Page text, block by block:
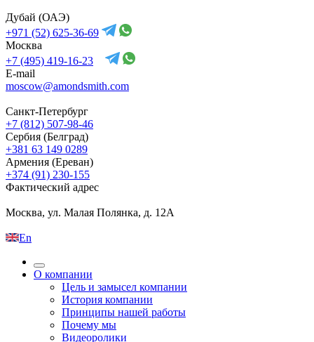
Дубай (ОАЭ)
+971 (52) 625-36-69
Москва
+7 (495) 419-16-23
E-mail
moscow@amondsmith.com
Санкт-Петербург
+7 (812) 507-98-46
Сербия (Белград)
+381 63 149 0289
Армения (Ереван)
+374 (91) 230-155
Фактический адрес
Москва, ул. Малая Полянка, д. 12А
En
О компании
Цель и замысел компании
История компании
Принципы нашей работы
Почему мы
Видеоролики